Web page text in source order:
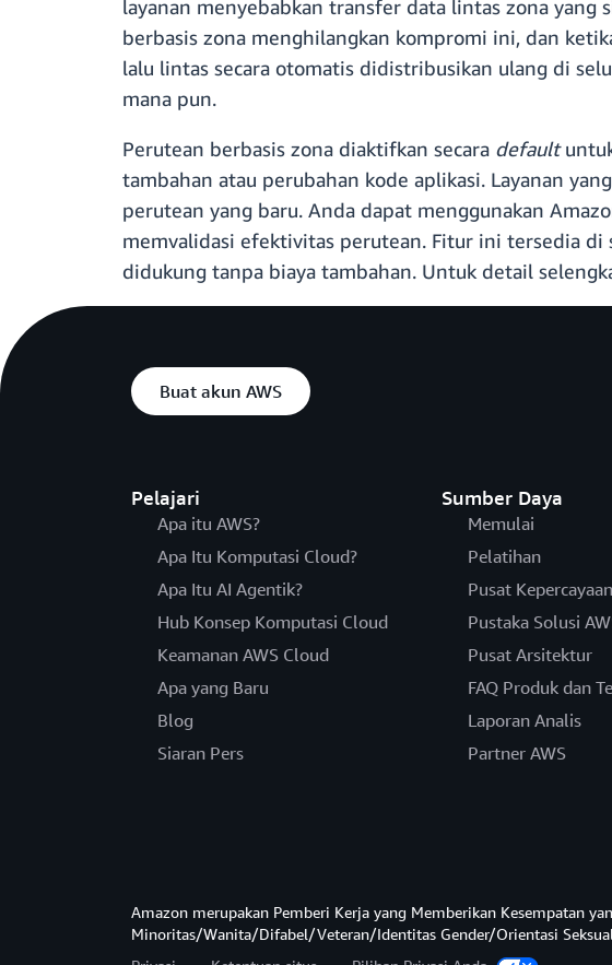
layanan menyebabkan transfer data lintas zona
berbasis zona menghilangkan kompromi ini, dan
lalu lintas secara otomatis didistribusikan ulang di
mana pun.
Perutean berbasis zona diaktifkan secara default
tambahan atau perubahan kode aplikasi. Layanan
perutean yang baru. Anda dapat menggunakan
memvalidasi efektivitas perutean. Fitur ini tersedia di
didukung tanpa biaya tambahan. Untuk detail
Buat akun AWS
Pelajari
Apa itu AWS?
Apa Itu Komputasi Cloud?
Apa Itu AI Agentik?
Hub Konsep Komputasi Cloud
Keamanan AWS Cloud
Apa yang Baru
Blog
Siaran Pers
Sumber Daya
Memulai
Pelatihan
Pusat
Pustaka Solusi
Pusat Arsitektur
FAQ Produk dan
Laporan Analis
Partner AWS
Amazon merupakan Pemberi Kerja yang Memberikan Kesempatan
Minoritas/Wanita/Difabel/Veteran/Identitas Gender/Orientasi